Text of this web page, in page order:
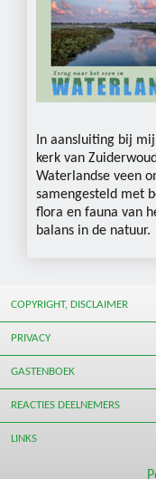
In aansluiting bij
kerk van
Waterlandse veen
samengesteld met
flora en fauna van
balans in de natuur.
COPYRIGHT, DISCLAIMER
PRIVACY
GASTENBOEK
REACTIES DEELNEMERS
LINKS